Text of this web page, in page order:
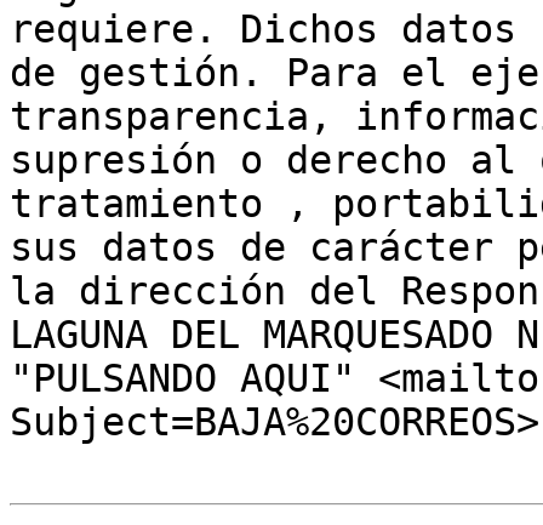
requiere. Dichos datos
de gestión. Para el
transparencia,
supresión o derecho
tratamiento ,
sus datos de carácter
la dirección del
LAGUNA DEL
"PULSANDO AQUI"